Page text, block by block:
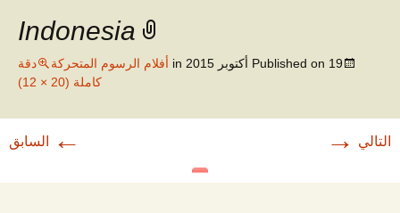
Indonesia
Published on 19 أكتوبر 2015 أفلام الرسوم المتحركة
دقة
كاملة (20 × 12)
← السابق التالي →